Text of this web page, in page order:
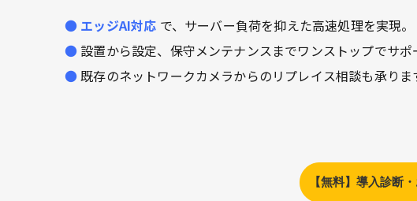
エッジAI対応 で、サーバー負荷を抑えた高速処理を実現。
設置から設定、保守メンテナンスまでワンストップでサポ
既存のネットワークカメラからのリプレイス相談も承りま
【無料】導入診断